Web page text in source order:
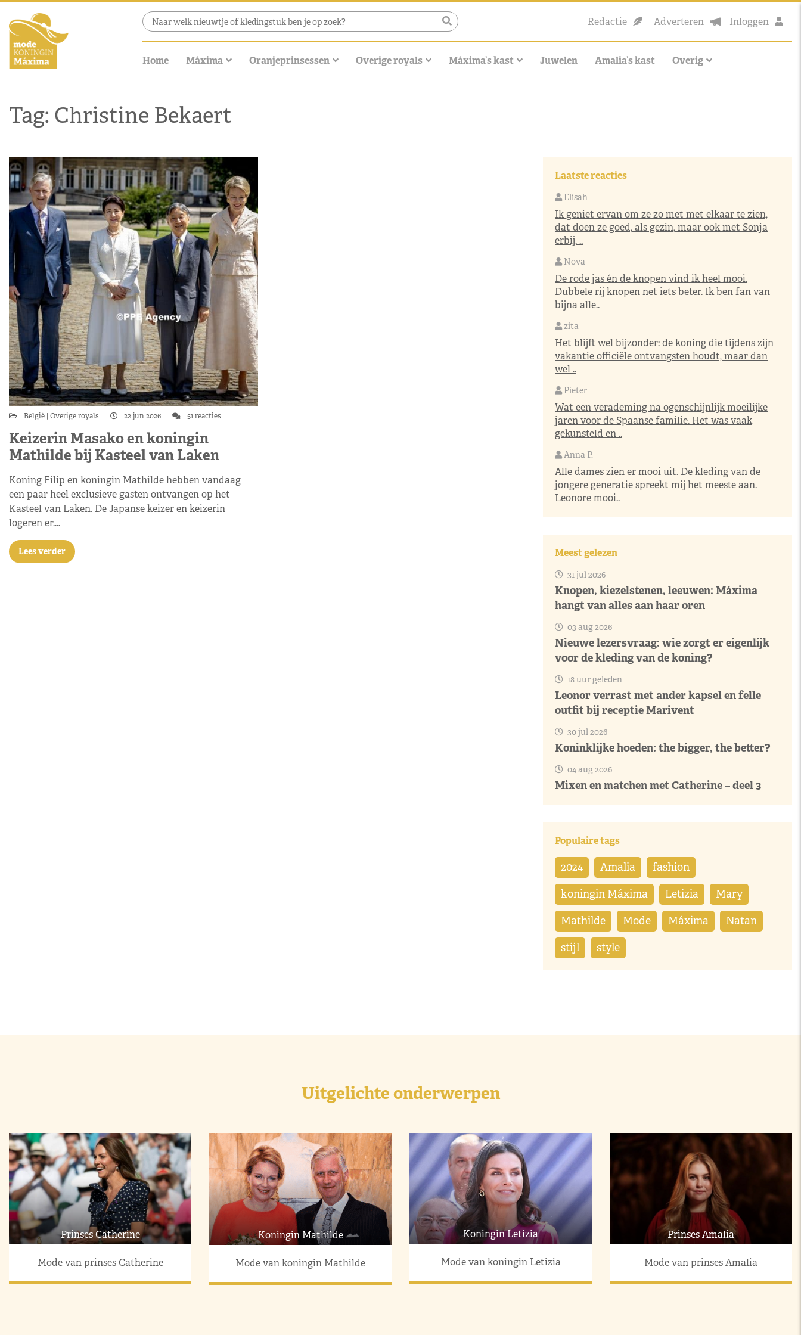
Redactie Adverteren Inloggen
Home Máxima Oranjeprinsessen Overige royals Máxima’s kast Juwelen Amalia’s kast Overig
Tag: Christine Bekaert
België Overige royals 22 jun 2026 51 reacties
Keizerin Masako en koningin
Mathilde bij Kasteel van Laken
Koning Filip en koningin Mathilde hebben vandaag
een paar heel exclusieve gasten ontvangen op het
Kasteel van Laken. De Japanse keizer en keizerin
logeren er.…
Lees verder
Laatste reacties
Elisah
Ik geniet ervan om ze zo met met elkaar te zien,
dat doen ze goed, als gezin, maar ook met Sonja
erbij. ..
Nova
De rode jas én de knopen vind ik heel mooi.
Dubbele rij knopen net iets beter. Ik ben fan van
bijna alle..
zita
Het blijft wel bijzonder: de koning die tijdens zijn
vakantie officiële ontvangsten houdt, maar dan
wel ..
Pieter
Wat een verademing na ogenschijnlijk moeilijke
jaren voor de Spaanse familie. Het was vaak
gekunsteld en ..
Anna P.
Alle dames zien er mooi uit. De kleding van de
jongere generatie spreekt mij het meeste aan.
Leonore mooi..
Meest gelezen
31 jul 2026
Knopen, kiezelstenen, leeuwen: Máxima
hangt van alles aan haar oren
03 aug 2026
Nieuwe lezersvraag: wie zorgt er eigenlijk
voor de kleding van de koning?
18 uur geleden
Leonor verrast met ander kapsel en felle
outfit bij receptie Marivent
30 jul 2026
Koninklijke hoeden: the bigger, the better?
04 aug 2026
Mixen en matchen met Catherine – deel 3
Populaire tags
2024 Amalia fashion
koningin Máxima Letizia Mary
Mathilde Mode Máxima Natan
stijl style
Uitgelichte onderwerpen
Prinses Catherine
Mode van prinses Catherine
Koningin Mathilde
Mode van koningin Mathilde
Koningin Letizia
Mode van koningin Letizia
Prinses Amalia
Mode van prinses Amalia